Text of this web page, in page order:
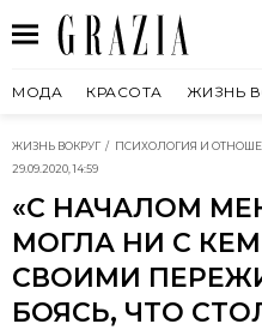
МОДА КРАСОТА ЖИЗНЬ
ЖИЗНЬ ВОКРУГ
ПСИХОЛОГИЯ И
29.09.2020, 14:59
«С НАЧАЛОМ
МОГЛА НИ С
СВОИМИ
БОЯСЬ, ЧТО